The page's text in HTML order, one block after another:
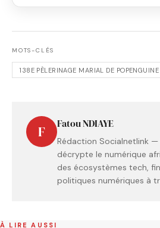
MOTS-CLÉS
138E PÈLERINAGE MARIAL DE POPENGUINE
F Fatou NDIAYE
Rédaction Socialnetlink —
décrypte le numérique
des écosystèmes tech,
politiques numériques à
À LIRE AUSSI